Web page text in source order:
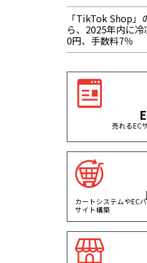
「TikTok Shop
ら、2025年内に
0円、手数料7％
売れるEC
カートシステムやEC
サイト構築